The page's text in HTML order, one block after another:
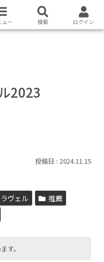
2023
2024.11.15
ヴェル
推薦
す。
ュー 検索 ログイン